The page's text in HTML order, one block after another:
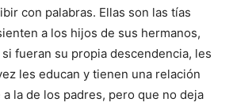
con palabras. Ellas son las tías
a los hijos de sus hermanos,
fueran su propia descendencia, les
les educan y tienen una relación
la de los padres, pero que no deja